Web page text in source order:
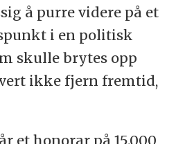
å purre videre på et
i en politisk
skulle brytes opp
ikke fjern fremtid,
et honorar på 15.000